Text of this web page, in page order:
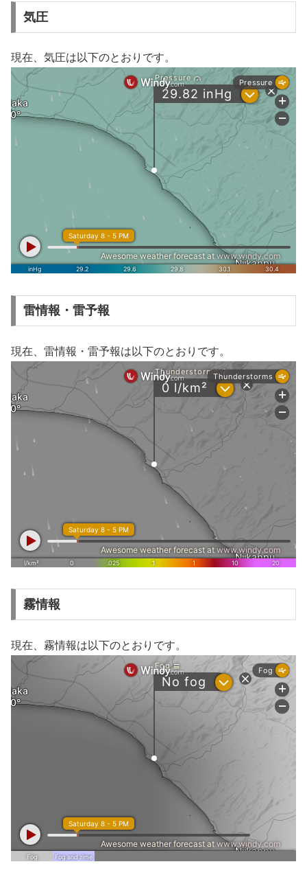
気圧
現在、気圧は以下のとおりです。
雷情報・雷予報
現在、雷情報・雷予報は以下のとおりです。
霧情報
現在、霧情報は以下のとおりです。